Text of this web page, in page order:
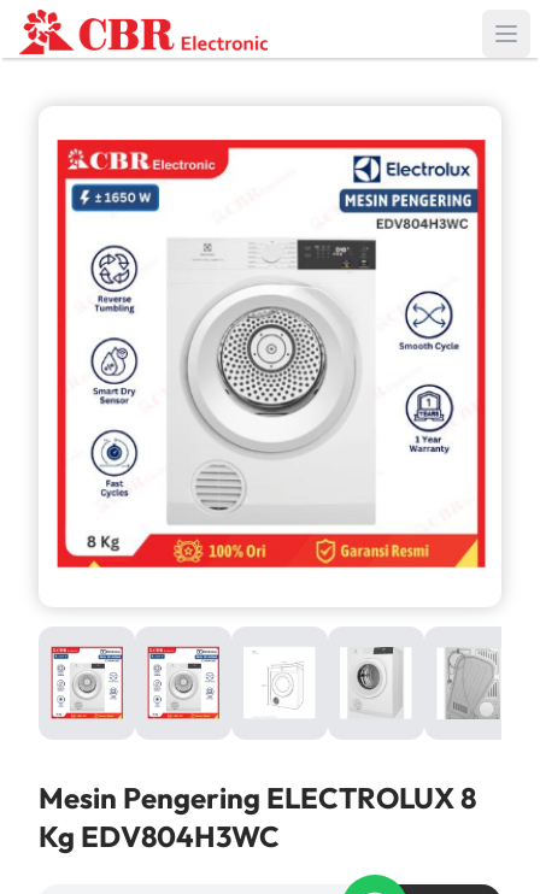
Mesin Pengering ELECTROLUX 8
Kg EDV804H3WC